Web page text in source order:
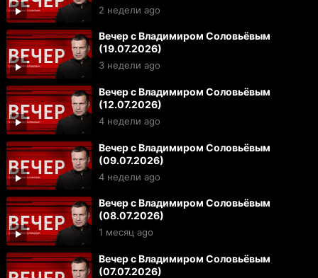
2 недели ago
Вечер с Владимиром Соловьёвым
(19.07.2026)
3 недели ago
Вечер с Владимиром Соловьёвым
(12.07.2026)
4 недели ago
Вечер с Владимиром Соловьёвым
(09.07.2026)
4 недели ago
Вечер с Владимиром Соловьёвым
(08.07.2026)
1 месяц ago
Вечер с Владимиром Соловьёвым
(07.07.2026)